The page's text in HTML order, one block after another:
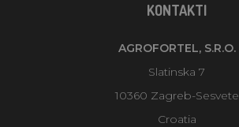
KONTAKTI
AGROFORTEL, S.R.O.
Slatinska 7
10360 Zagreb-Sesvete
Croatia